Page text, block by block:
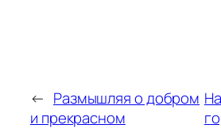
← Размышляя о добром
и прекрасном